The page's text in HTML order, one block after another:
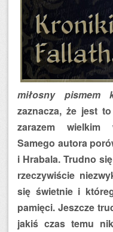
miłosny pismem
zaznacza, że jest
zarazem wielkim
Samego autora
i Hrabala. Trudno
rzeczywiście
się świetnie i
pamięci. Jeszcze
jakiś czas temu